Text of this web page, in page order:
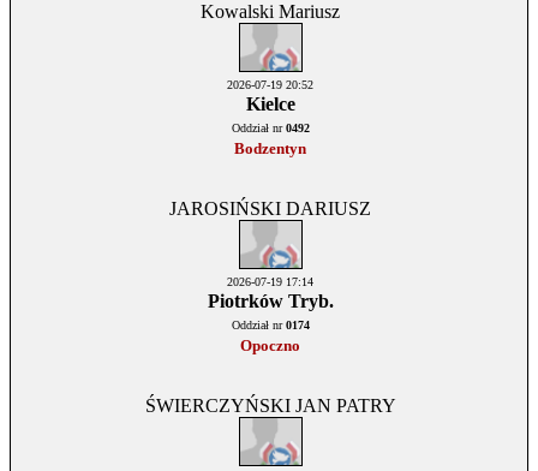
Kowalski Mariusz
2026-07-19 20:52
Kielce
Oddział nr0492
Bodzentyn
JAROSIŃSKI DARIUSZ
2026-07-19 17:14
Piotrków Tryb.
Oddział nr0174
Opoczno
ŚWIERCZYŃSKI JAN PATRY